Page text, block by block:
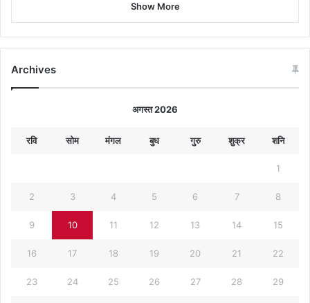
Show More
Archives
अगस्त 2026
रवि सोम मंगल बुध गुरु शुक्र शनि
1
2 3 4 5 6 7 8
9 10 11 12 13 14 15
16 17 18 19 20 21 22
23 24 25 26 27 28 29